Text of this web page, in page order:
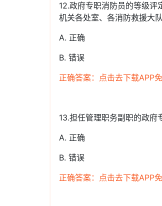
12.政府专职消防员的等级评
机关各处室、各消防救援大
A. 正确
B. 错误
正确答案：点击去下载APP
13.担任管理职务副职的政府
A. 正确
B. 错误
正确答案：点击去下载APP